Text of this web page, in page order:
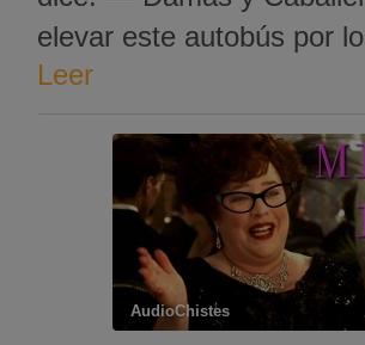
elevar este autobús por
saz! El autobús se eleva.
Ahora todos soplen. Y el
empieza a bajar!
Leer
AudioChistes